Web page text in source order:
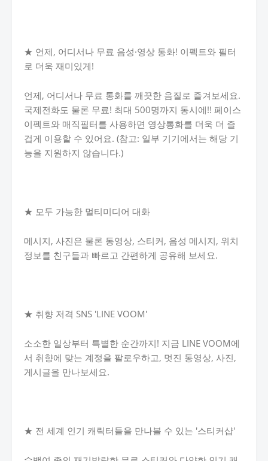
★ 언제, 어디서나 무료 음성·영상 통화! 이펙트와 필터
로 더욱 재미있게!
언제, 어디서나 무료 통화를 깨끗한 음질로 즐겨보세요.
국제전화도 물론 무료! 최대 500명까지 동시에!! 페이스
이펙트와 매직필터를 사용하면 영상통화를 더욱 더 즐
겁게 이용할 수 있어요. (참고: 일부 기기에서는 해당 기
능을 지원하지 않습니다.)
★ 모두 가능한 멀티미디어 대화
메시지, 사진은 물론 동영상, 스티커, 음성 메시지, 위치
정보를 친구들과 빠르고 간편하게 공유해 보세요.
★ 취향 저격 SNS 'LINE VOOM'
소소한 일상부터 특별한 순간까지! 지금 LINE VOOM에
서 취향에 맞는 계정을 팔로우하고, 멋진 동영상, 사진,
게시글을 만나보세요.
★ 전 세계 인기 캐릭터들을 만나볼 수 있는 '스티커샵'